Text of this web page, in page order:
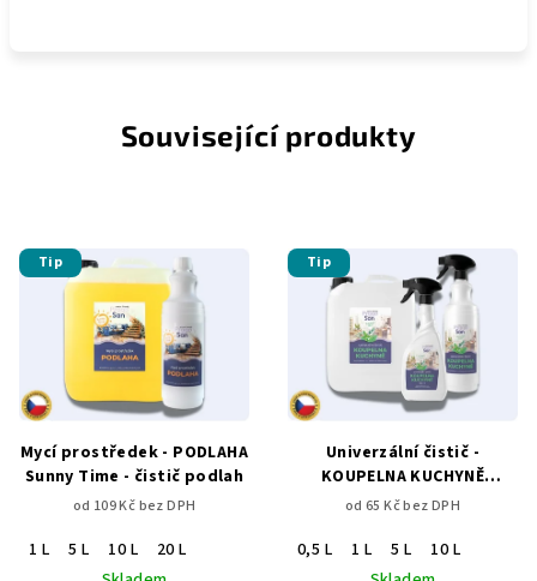
Související produkty
Tip
Mycí prostředek - PODLAHA
Sunny Time - čistič podlah
od 109 Kč bez DPH
1 L 5 L 10 L
20 L
Tip
Univerzální čistič -
KOUPELNA KUCHYNĚ
eukalypt
od 65 Kč bez DPH
0,5 L 1 L 5 L
10 L